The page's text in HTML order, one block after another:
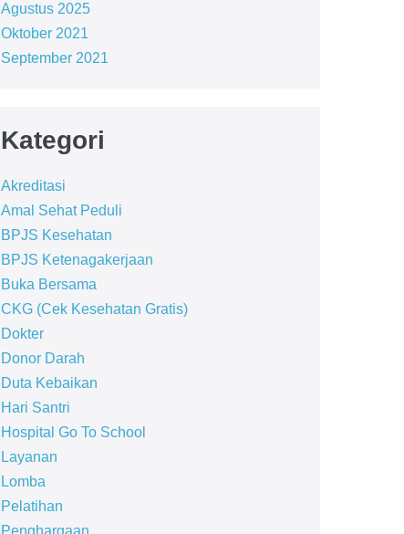
Agustus 2025
Oktober 2021
September 2021
Kategori
Akreditasi
Amal Sehat Peduli
BPJS Kesehatan
BPJS Ketenagakerjaan
Buka Bersama
CKG (Cek Kesehatan Gratis)
Dokter
Donor Darah
Duta Kebaikan
Hari Santri
Hospital Go To School
Layanan
Lomba
Pelatihan
Penghargaan